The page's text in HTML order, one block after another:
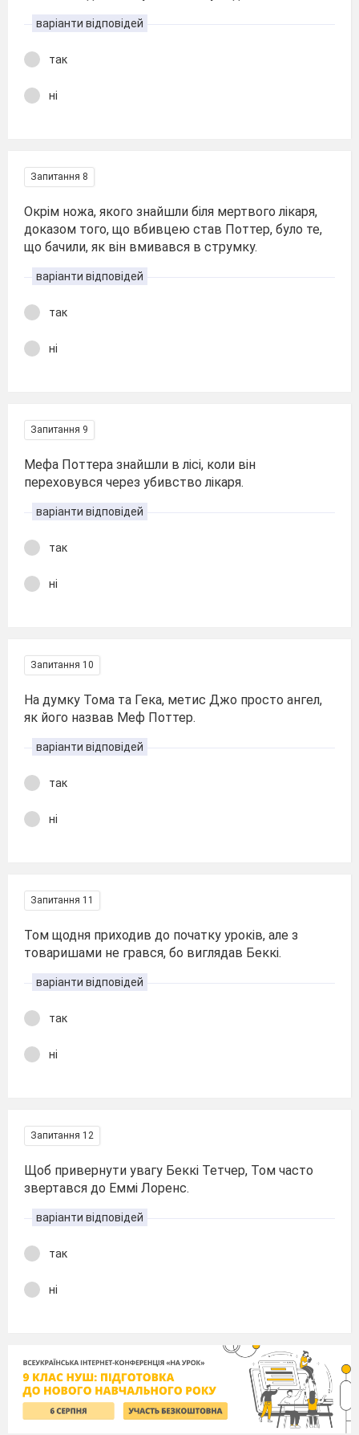
варіанти відповідей
так
ні
Запитання 8
Окрім ножа, якого знайшли біля мертвого лікаря,
доказом того, що вбивцею став Поттер, було те,
що бачили, як він вмивався в струмку.
варіанти відповідей
так
ні
Запитання 9
Мефа Поттера знайшли в лісі, коли він
переховувся через убивство лікаря.
варіанти відповідей
так
ні
Запитання 10
На думку Тома та Гека, метис Джо просто ангел,
як його назвав Меф Поттер.
варіанти відповідей
так
ні
Запитання 11
Том щодня приходив до початку уроків, але з
товаришами не грався, бо виглядав Беккі.
варіанти відповідей
так
ні
Запитання 12
Щоб привернути увагу Беккі Тетчер, Том часто
звертався до Еммі Лоренс.
варіанти відповідей
так
ні